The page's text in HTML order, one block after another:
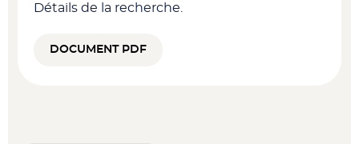
Détails de la recherche.
DOCUMENT PDF